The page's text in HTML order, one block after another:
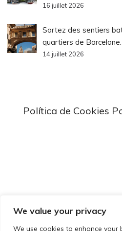
We value your privacy
We use cookies to enhance your
16 juillet 2026
Sortez des sentiers
quartiers de Barcelone.
14 juillet 2026
Política de Cookies